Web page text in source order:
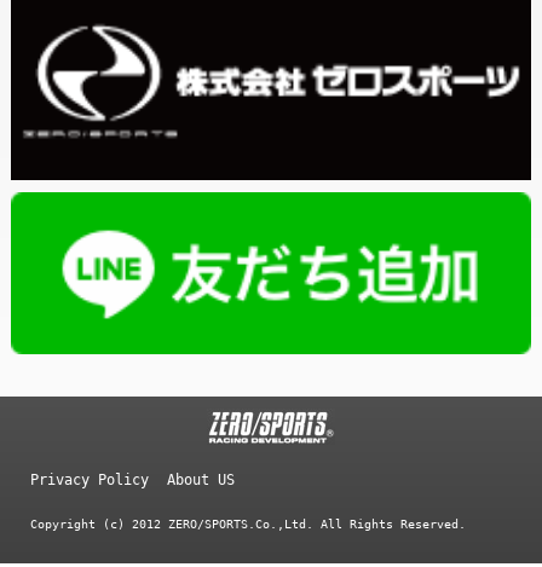
Privacy Policy About US
Copyright (c) 2012 ZERO/SPORTS.Co.,Ltd. All Rights Reserved.